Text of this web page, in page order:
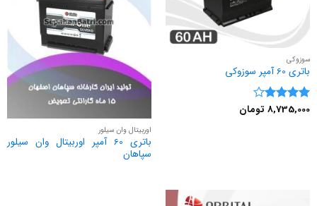
سوزوکی
باتری 60 آمپر سوزوکی
نمره4
8,735,000 تومان
اوربیتال وان سیلور
باتری 60 آمپر اوربیتال وان سیلور
سپاهان